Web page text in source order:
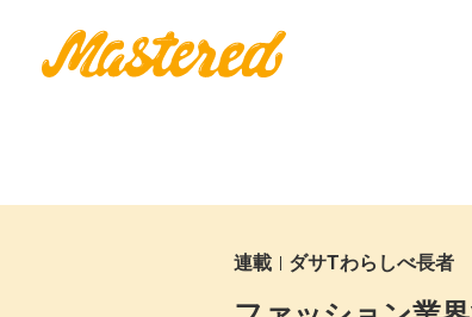
連載 ダサTわらしべ長者